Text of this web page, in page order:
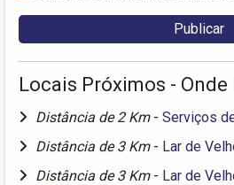
Locais Próximos - Onde
Distância de 2 Km - Serviços
Distância de 3 Km - Lar de
Distância de 3 Km - Lar de